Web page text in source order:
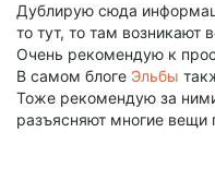
Дублирую сюда
то тут, то там возникают
Очень рекомендую к
В самом блоге Эльбы
Тоже рекомендую за
разъясняют многие вещи